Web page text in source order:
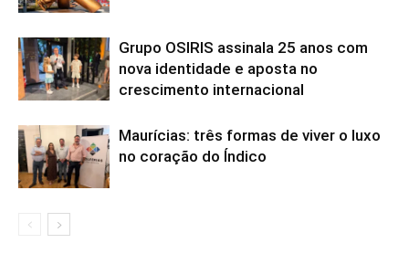
Grupo OSIRIS assinala 25 anos com
nova identidade e aposta no
crescimento internacional
Maurícias: três formas de viver o luxo
no coração do Índico